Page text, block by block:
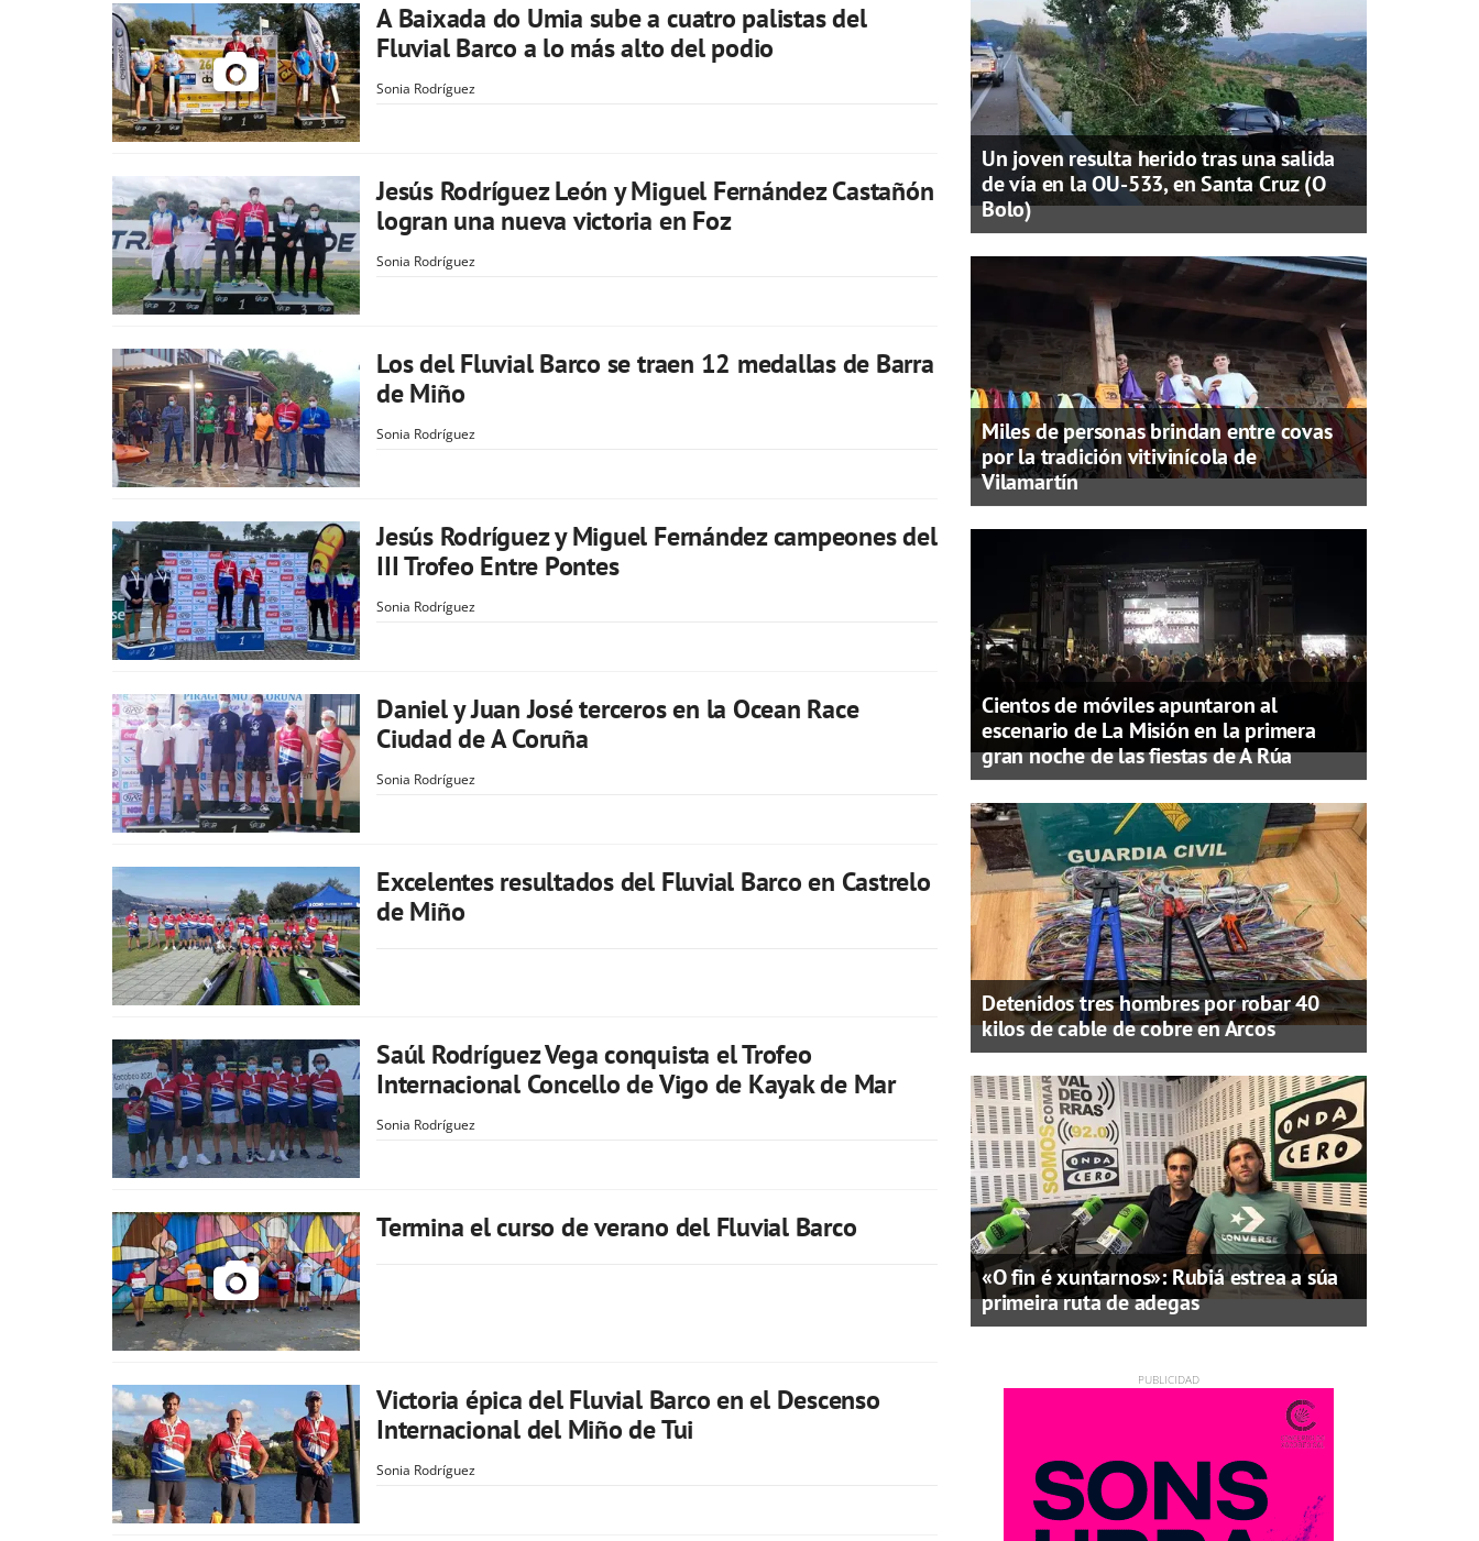
A Baixada do Umia sube a cuatro palistas del
Fluvial Barco a lo más alto del podio
Sonia Rodríguez
Jesús Rodríguez León y Miguel Fernández Castañón
logran una nueva victoria en Foz
Sonia Rodríguez
Los del Fluvial Barco se traen 12 medallas de Barra
de Miño
Sonia Rodríguez
Jesús Rodríguez y Miguel Fernández campeones del
III Trofeo Entre Pontes
Sonia Rodríguez
Daniel y Juan José terceros en la Ocean Race
Ciudad de A Coruña
Sonia Rodríguez
Excelentes resultados del Fluvial Barco en Castrelo
de Miño
Saúl Rodríguez Vega conquista el Trofeo
Internacional Concello de Vigo de Kayak de Mar
Sonia Rodríguez
Termina el curso de verano del Fluvial Barco
Victoria épica del Fluvial Barco en el Descenso
Internacional del Miño de Tui
Sonia Rodríguez
Un joven resulta herido tras una salida
de vía en la OU-533, en Santa Cruz (O
Bolo)
Miles de personas brindan entre covas
por la tradición vitivinícola de
Vilamartín
Cientos de móviles apuntaron al
escenario de La Misión en la primera
gran noche de las fiestas de A Rúa
Detenidos tres hombres por robar 40
kilos de cable de cobre en Arcos
«O fin é xuntarnos»: Rubiá estrea a súa
primeira ruta de adegas